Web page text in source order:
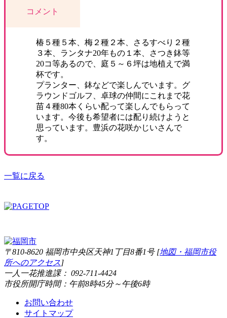
コメント
椿５種５本、梅２種２本、さるすべり２種
３本、ランタナ20年もの１本、さつき鉢等
20コ等あるので、庭５～６坪は地植えで満
杯です。
プランター、鉢などで楽しんでいます。グ
ラウンドゴルフ、卓球の仲間にこれまで花
苗４種80本くらい配って楽しんでもらって
います。今後も希望者には配り続けようと
思っています。豊浜の花咲かじいさんで
す。
一覧に戻る
〒810-8620 福岡市中央区天神1丁目8番1号 [地図・福岡市役
所へのアクセス]
一人一花推進課： 092-711-4424
市役所開庁時間：午前8時45分～午後6時
お問い合わせ
サイトマップ